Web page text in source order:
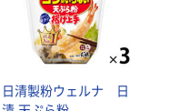
日清製粉ウェルナ 日